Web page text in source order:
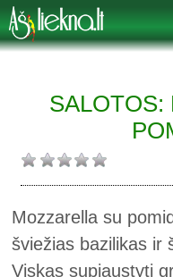
SALOTOS:
Mozzarella su
šviežias bazilikas ir
Viskas supjaustyti